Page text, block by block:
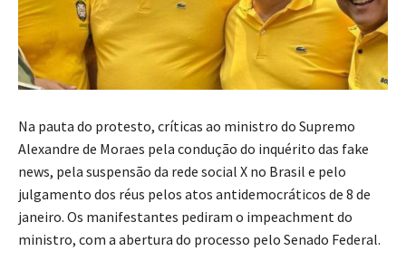
Na pauta do protesto, críticas ao ministro do Supremo
Alexandre de Moraes pela condução do inquérito das fake
news, pela suspensão da rede social X no Brasil e pelo
julgamento dos réus pelos atos antidemocráticos de 8 de
janeiro. Os manifestantes pediram o impeachment do
ministro, com a abertura do processo pelo Senado Federal.